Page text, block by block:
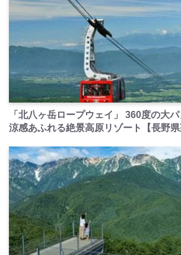
「北八ヶ岳ロープウェイ」 360度の大
涼感あふれる絶景高原リゾート【長野県